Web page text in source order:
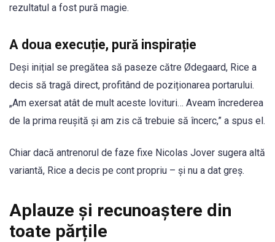
rezultatul a fost pură magie.
A doua execuție, pură inspirație
Deși inițial se pregătea să paseze către Ødegaard, Rice a
decis să tragă direct, profitând de poziționarea portarului.
„Am exersat atât de mult aceste lovituri… Aveam încrederea
de la prima reușită și am zis că trebuie să încerc,” a spus el.
Chiar dacă antrenorul de faze fixe Nicolas Jover sugera altă
variantă, Rice a decis pe cont propriu – și nu a dat greș.
Aplauze și recunoaștere din
toate părțile